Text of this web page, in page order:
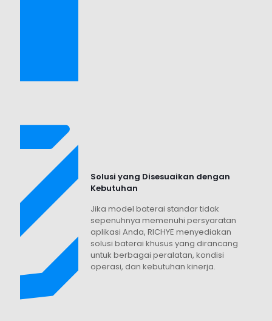
Solusi yang Disesuaikan dengan
Kebutuhan
Jika model baterai standar tidak
sepenuhnya memenuhi persyaratan
aplikasi Anda, RICHYE menyediakan
solusi baterai khusus yang dirancang
untuk berbagai peralatan, kondisi
operasi, dan kebutuhan kinerja.